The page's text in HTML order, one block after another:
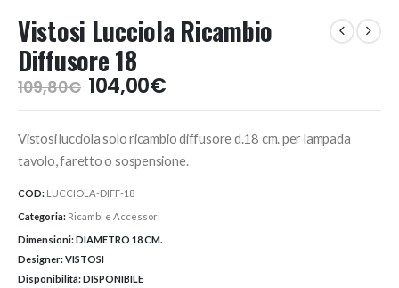
Vistosi Lucciola Ricambio
Diffusore 18
109,80€ Il
prezzo
era:
109,80€.
104,00€Il
prezzo
è:
104,00€.
Vistosi lucciola solo ricambio diffusore d.18 cm. per lampada
tavolo, faretto o sospensione.
COD: LUCCIOLA-DIFF-18
Categoria: Ricambi e Accessori
Dimensioni:DIAMETRO 18 CM.
Designer:VISTOSI
Disponibilità:DISPONIBILE